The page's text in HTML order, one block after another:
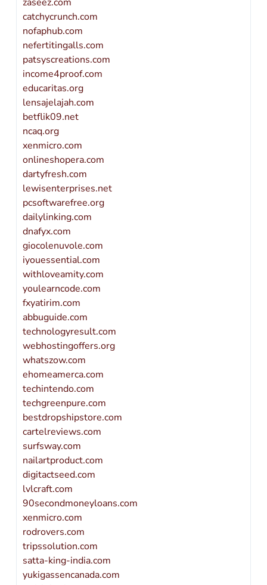
catchycrunch.com
nofaphub.com
nefertitingalls.com
patsyscreations.com
income4proof.com
educaritas.org
lensajelajah.com
betflik09.net
ncaq.org
xenmicro.com
onlineshopera.com
dartyfresh.com
lewisenterprises.net
pcsoftwarefree.org
dailylinking.com
dnafyx.com
giocolenuvole.com
iyouessential.com
withloveamity.com
youlearncode.com
fxyatirim.com
abbuguide.com
technologyresult.com
webhostingoffers.org
whatszow.com
ehomeamerca.com
techintendo.com
techgreenpure.com
bestdropshipstore.com
cartelreviews.com
surfsway.com
nailartproduct.com
digitactseed.com
lvlcraft.com
90secondmoneyloans.com
xenmicro.com
rodrovers.com
tripssolution.com
satta-king-india.com
yukigassencanada.com